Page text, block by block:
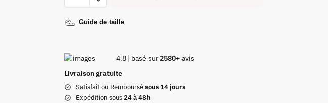
Guide de taille
4.8 | basé sur 2580+avis
Livraison gratuite
Satisfait ou Remboursésous 14 jours
Expédition sous24 à 48h